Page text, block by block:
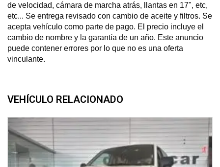
de velocidad, cámara de marcha atrás, llantas en 17", etc,
etc... Se entrega revisado con cambio de aceite y filtros. Se
acepta vehículo como parte de pago. El precio incluye el
cambio de nombre y la garantía de un año. Este anuncio
puede contener errores por lo que no es una oferta
vinculante.
VEHÍCULO RELACIONADO